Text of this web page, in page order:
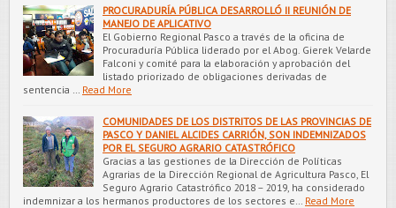
PROCURADURÍA PÚBLICA DESARROLLÓ II REUNIÓN DE
MANEJO DE APLICATIVO
El Gobierno Regional Pasco a través de la oficina de
Procuraduría Pública liderado por el Abog. Gierek Velarde
Falconi y comité para la elaboración y aprobación del
listado priorizado de obligaciones derivadas de
sentencia …
Read More
COMUNIDADES DE LOS DISTRITOS DE LAS PROVINCIAS DE
PASCO Y DANIEL ALCIDES CARRIÓN, SON INDEMNIZADOS
POR EL SEGURO AGRARIO CATASTRÓFICO
Gracias a las gestiones de la Dirección de Políticas
Agrarias de la Dirección Regional de Agricultura Pasco, El
Seguro Agrario Catastrófico 2018 – 2019, ha considerado
indemnizar a los hermanos productores de los sectores e…
Read More